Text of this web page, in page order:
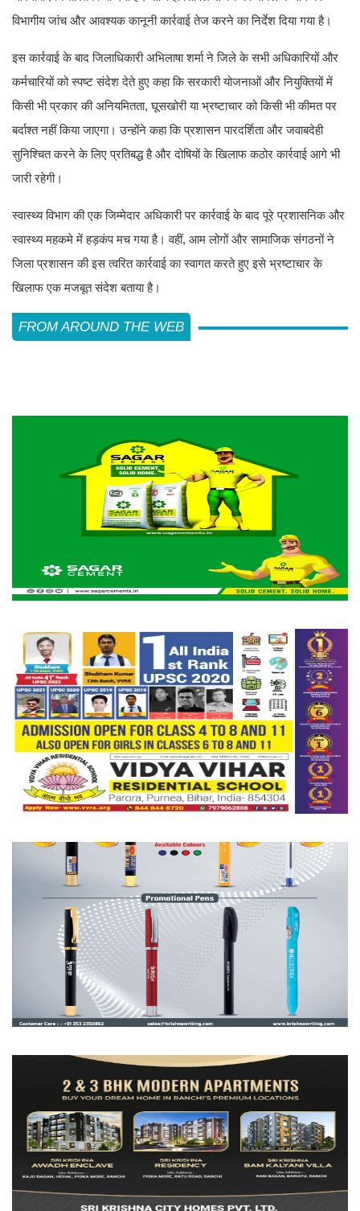
विभागीय जांच और आवश्यक कानूनी कार्रवाई तेज करने का निर्देश दिया गया है।
इस कार्रवाई के बाद जिलाधिकारी अभिलाषा शर्मा ने जिले के सभी अधिकारियों और
कर्मचारियों को स्पष्ट संदेश देते हुए कहा कि सरकारी योजनाओं और नियुक्तियों में
किसी भी प्रकार की अनियमितता, घूसखोरी या भ्रष्टाचार को किसी भी कीमत पर
बर्दाश्त नहीं किया जाएगा। उन्होंने कहा कि प्रशासन पारदर्शिता और जवाबदेही
सुनिश्चित करने के लिए प्रतिबद्ध है और दोषियों के खिलाफ कठोर कार्रवाई आगे भी
जारी रहेगी।
स्वास्थ्य विभाग की एक जिम्मेदार अधिकारी पर कार्रवाई के बाद पूरे प्रशासनिक और
स्वास्थ्य महकमे में हड़कंप मच गया है। वहीं, आम लोगों और सामाजिक संगठनों ने
जिला प्रशासन की इस त्वरित कार्रवाई का स्वागत करते हुए इसे भ्रष्टाचार के
खिलाफ एक मजबूत संदेश बताया है।
FROM AROUND THE WEB